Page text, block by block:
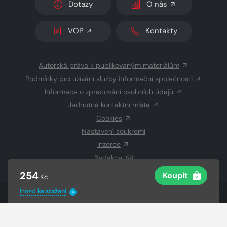
254 Kč Koupit
Ihned ke stažení ?
Dotazy O nás
VOP Kontakty
Autorská práva k publikovaným materiálům
Podmínky pro užívání služby informační společnosti
Informace o zpracování osobních údajů
Jednotná kontaktní místa
Cookies
Nastavení soukromí
Inzerce
Redakce
© 2026 Copyright